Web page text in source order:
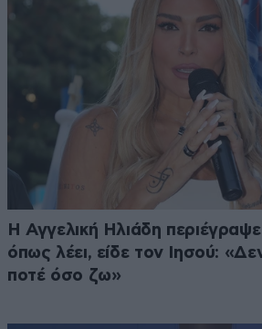
Η Αγγελική Ηλιάδη
όπως λέει, είδε τον Ιησού:
ποτέ όσο ζω»